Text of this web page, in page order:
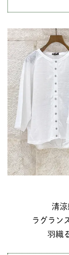
清涼
ラグラン
羽織